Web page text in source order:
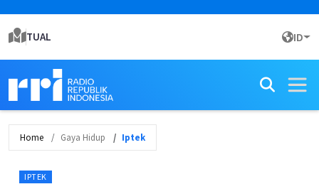
TUAL ID
Home Gaya Hidup Iptek
IPTEK